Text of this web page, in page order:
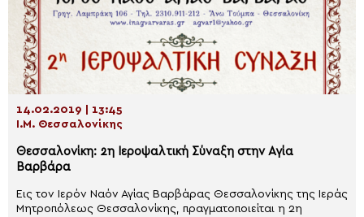
14.02.2019 | 13:45
Ι.Μ. Θεσσαλονίκης
Θεσσαλονίκη: 2η Ιεροψαλτική Σύναξη στην Αγία
Βαρβάρα
Εις τον Ιερόν Ναόν Αγίας Βαρβάρας Θεσσαλονίκης της Ιεράς
Μητροπόλεως Θεσσαλονίκης, πραγματοποιείται η 2η